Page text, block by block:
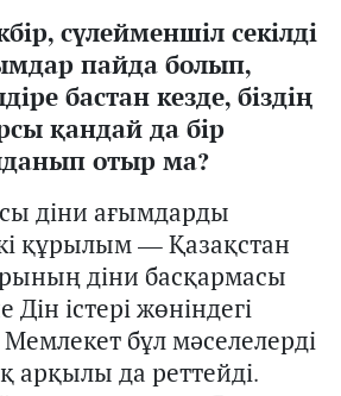
сүлейменшіл секілді
пайда болып,
бастан кезде, біздің
қандай да бір
отыр ма?
діни ағымдарды
құрылым — Қазақстан
діни басқармасы
Дін істеріжөніндегі
бұл мәселелерді
арқылы да реттейді.